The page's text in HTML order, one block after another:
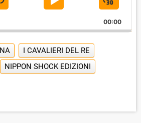
A
P
A
Y
P
A
J
U
M
00:00
I CAVALIERI DEL RE
NIPPON SHOCK EDIZIONI